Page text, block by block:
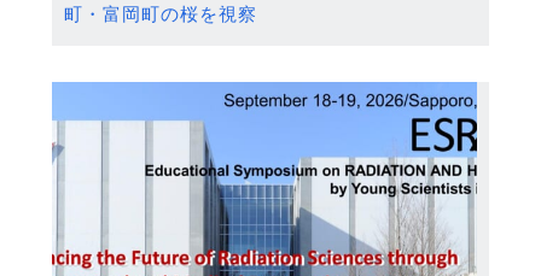
町・富岡町の桜を視察